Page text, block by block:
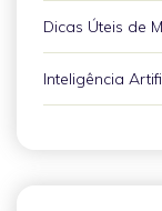
Dicas Úteis de
Inteligência